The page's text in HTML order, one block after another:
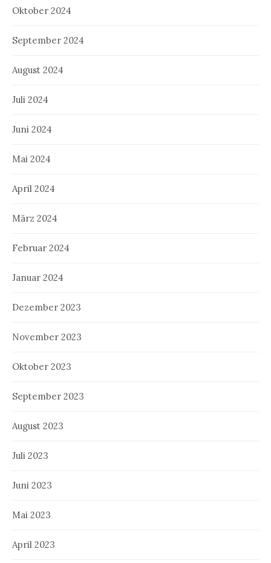
Oktober 2024
September 2024
August 2024
Juli 2024
Juni 2024
Mai 2024
April 2024
März 2024
Februar 2024
Januar 2024
Dezember 2023
November 2023
Oktober 2023
September 2023
August 2023
Juli 2023
Juni 2023
Mai 2023
April 2023